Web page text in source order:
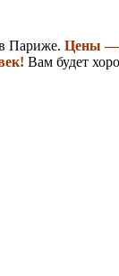
Париже. Цены —
Вам будет